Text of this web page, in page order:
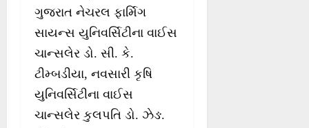
ગુજરાત નેચરલ ફાર્મિગ
સાયન્સ યુનિવર્સિટીના વાઈસ
ચાન્સલેર ડો. સી. કે.
ટીમ્બડીયા, નવસારી કૃષિ
યુનિવર્સિટીના વાઈસ
ચાન્સલેર કુલપતિ ડો. ઝેઙ.